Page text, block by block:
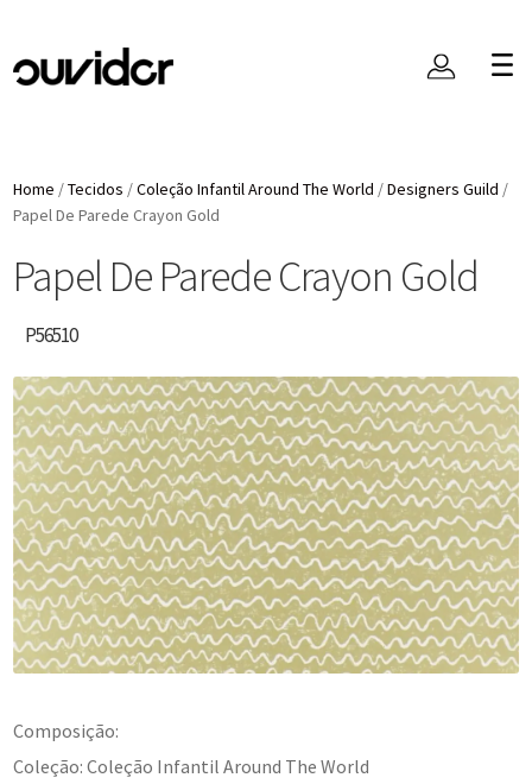
Home /Tecidos /Coleção Infantil Around The World /Designers Guild /
Papel De Parede Crayon Gold
Papel De Parede Crayon Gold
P56510
Composição:
Coleção: Coleção Infantil Around The World